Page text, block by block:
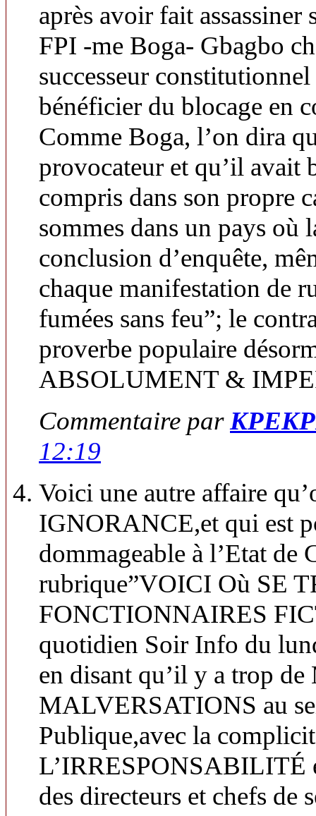
après avoir fait
FPI -me Boga- Gbagbo
successeur
bénéficier du blocage en
Comme Boga, l’on dira
provocateur et qu’il avait
compris dans son propre
sommes dans un pays où
conclusion d’enquête,
chaque manifestation de
fumées sans feu”; le
proverbe populaire
ABSOLUMENT &
Commentaire par
12:19
Voici une autre affaire
IGNORANCE,et qui est
dommageable à l’Etat de
rubrique”VOICI Où SE
FONCTIONNAIRES
quotidien Soir Info du
en disant qu’il y a trop
MALVERSATIONS au
Publique,avec la
des directeurs et chefs de